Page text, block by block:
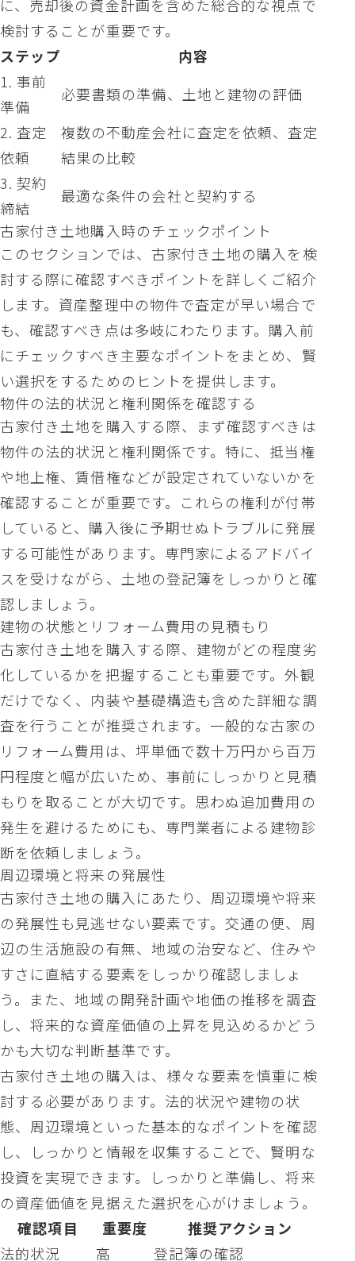
に、売却後の資金計画を含めた総合的な視点で
検討することが重要です。
ステップ
内容
1. 事前
準備
必要書類の準備、土地と建物の評価
2. 査定
依頼
複数の不動産会社に査定を依頼、査定
結果の比較
3. 契約
締結
最適な条件の会社と契約する
古家付き土地購入時のチェックポイント
このセクションでは、古家付き土地の購入を検
討する際に確認すべきポイントを詳しくご紹介
します。資産整理中の物件で査定が早い場合で
も、確認すべき点は多岐にわたります。購入前
にチェックすべき主要なポイントをまとめ、賢
い選択をするためのヒントを提供します。
物件の法的状況と権利関係を確認する
古家付き土地を購入する際、まず確認すべきは
物件の法的状況と権利関係です。特に、抵当権
や地上権、賃借権などが設定されていないかを
確認することが重要です。これらの権利が付帯
していると、購入後に予期せぬトラブルに発展
する可能性があります。専門家によるアドバイ
スを受けながら、土地の登記簿をしっかりと確
認しましょう。
建物の状態とリフォーム費用の見積もり
古家付き土地を購入する際、建物がどの程度劣
化しているかを把握することも重要です。外観
だけでなく、内装や基礎構造も含めた詳細な調
査を行うことが推奨されます。一般的な古家の
リフォーム費用は、坪単価で数十万円から百万
円程度と幅が広いため、事前にしっかりと見積
もりを取ることが大切です。思わぬ追加費用の
発生を避けるためにも、専門業者による建物診
断を依頼しましょう。
周辺環境と将来の発展性
古家付き土地の購入にあたり、周辺環境や将来
の発展性も見逃せない要素です。交通の便、周
辺の生活施設の有無、地域の治安など、住みや
すさに直結する要素をしっかり確認しましょ
う。また、地域の開発計画や地価の推移を調査
し、将来的な資産価値の上昇を見込めるかどう
かも大切な判断基準です。
古家付き土地の購入は、様々な要素を慎重に検
討する必要があります。法的状況や建物の状
態、周辺環境といった基本的なポイントを確認
し、しっかりと情報を収集することで、賢明な
投資を実現できます。しっかりと準備し、将来
の資産価値を見据えた選択を心がけましょう。
確認項目
重要度
推奨アクション
法的状況
高 登記簿の確認